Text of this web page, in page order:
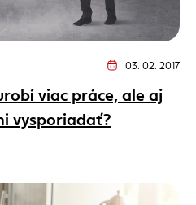
Dátum vydania
03. 02. 2017
viac práce, ale aj
vysporiadať?